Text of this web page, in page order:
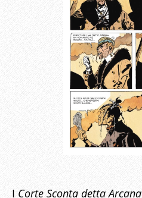
I Corte Sconta detta Arcana